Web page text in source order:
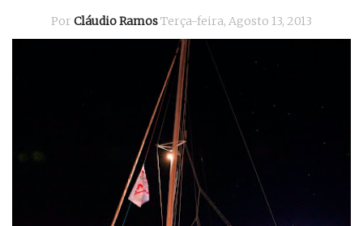
Por Cláudio RamosTerça-feira, Agosto 13, 2013